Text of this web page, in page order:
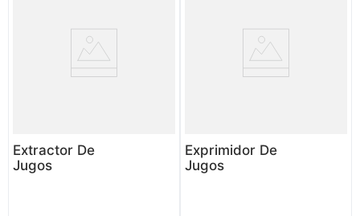
Extractor De
Jugos
Exprimidor De
Jugos